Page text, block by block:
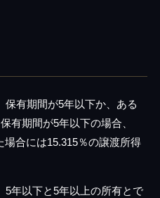
有期間が5年以下か、ある
有期間が5年以下の場合、
合には15.315％の譲渡所得
5年以下と5年以上の所有とで